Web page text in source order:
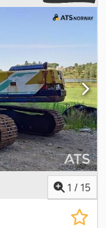
1 / 15